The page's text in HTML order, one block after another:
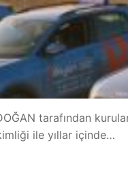
tarafından
ile yıllar içinde…